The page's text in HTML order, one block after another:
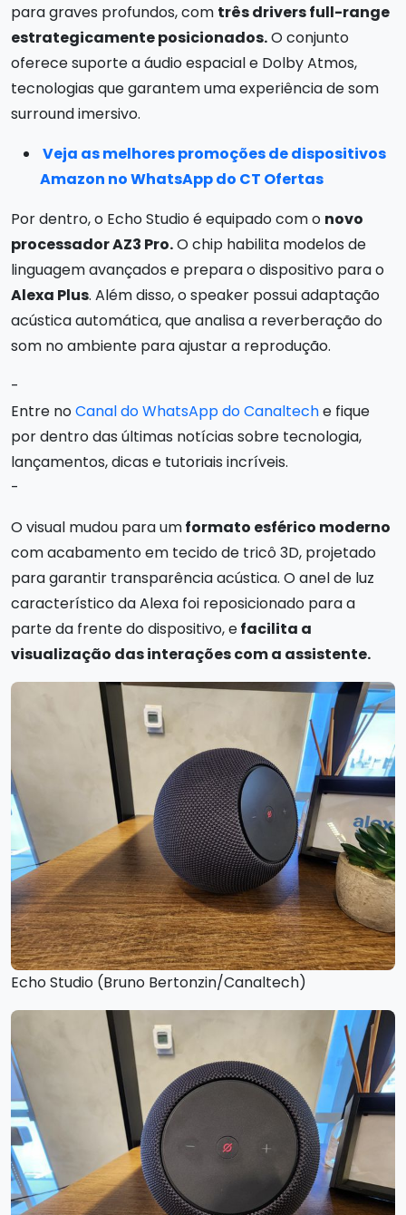
para graves profundos, com três drivers full-range
estrategicamente posicionados.O conjunto
oferece suporte a áudio espacial e Dolby Atmos,
tecnologias que garantem uma experiência de som
surround imersivo.
Veja as melhores promoções de dispositivos
Amazon no WhatsApp do CT Ofertas
Por dentro, o Echo Studio é equipado com o novo
processador AZ3 Pro.O chip habilita modelos de
linguagem avançados e prepara o dispositivo para o
Alexa Plus. Além disso, o speaker possui adaptação
acústica automática, que analisa a reverberação do
som no ambiente para ajustar a reprodução.
-
Entre noCanal do WhatsApp do Canalteche fique
por dentro das últimas notícias sobre tecnologia,
lançamentos, dicas e tutoriais incríveis.
-
O visual mudou para umformato esférico moderno
com acabamento em tecido de tricô 3D, projetado
para garantir transparência acústica. O anel de luz
característico da Alexa foi reposicionado para a
parte da frente do dispositivo, efacilita a
visualização das interações com a assistente.
Echo Studio (Bruno Bertonzin/Canaltech)